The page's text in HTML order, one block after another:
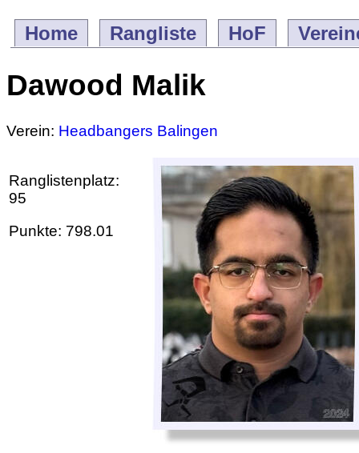
Home Rangliste HoF
Dawood Malik
Verein: Headbangers Balingen
Ranglistenplatz:
95
Punkte: 798.01